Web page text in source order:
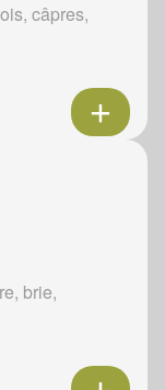
câpres,
brie,